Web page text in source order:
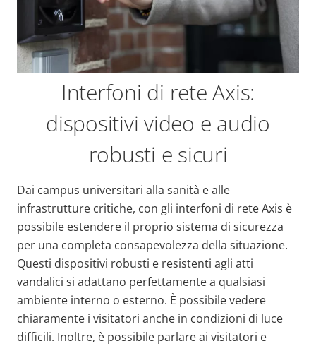
Interfoni di rete Axis:
dispositivi video e audio
robusti e sicuri
Dai campus universitari alla sanità e alle
infrastrutture critiche, con gli interfoni di rete Axis è
possibile estendere il proprio sistema di sicurezza
per una completa consapevolezza della situazione.
Questi dispositivi robusti e resistenti agli atti
vandalici si adattano perfettamente a qualsiasi
ambiente interno o esterno. È possibile vedere
chiaramente i visitatori anche in condizioni di luce
difficili. Inoltre, è possibile parlare ai visitatori e